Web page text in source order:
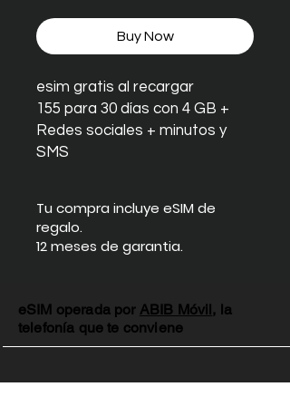
Buy Now
esim gratis al recargar
155 para 30 días con 4 GB +
Redes sociales + minutos y
SMS
Tu compra incluye eSIM de
regalo.
12 meses de garantia.
eSIM operada por ABIB Móvil, la
telefonía que te conviene